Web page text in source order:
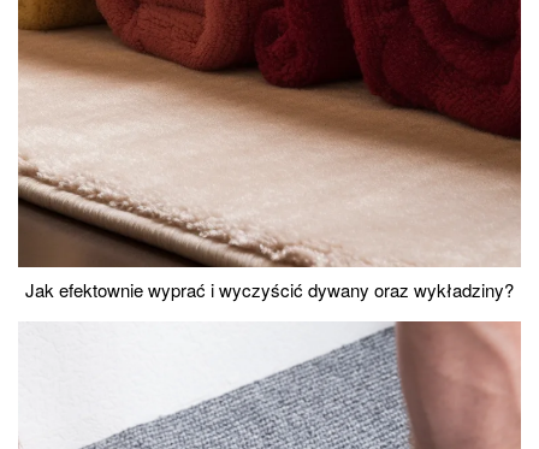
Jak efektownie wyprać i wyczyścić dywany oraz wykładziny?